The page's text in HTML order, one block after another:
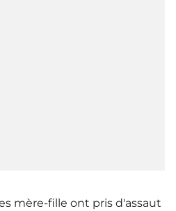
mère-fille ont pris d'assaut